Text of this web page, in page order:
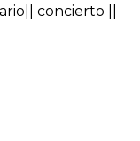
concierto ||